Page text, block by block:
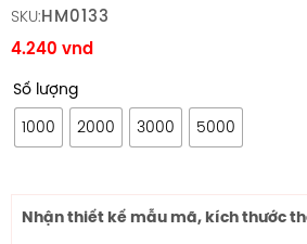
SKU:HM0133
4.240 vnd
Số lượng
1000
2000 3000 5000
Nhận thiết kế mẫu mã, kích thước